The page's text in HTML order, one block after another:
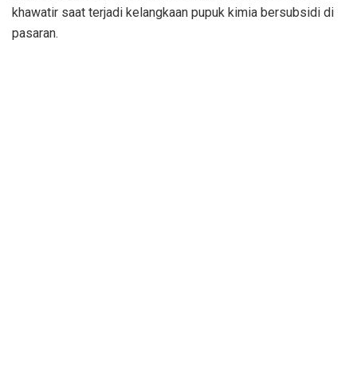
khawatir saat terjadi kelangkaan pupuk kimia bersubsidi di
pasaran.